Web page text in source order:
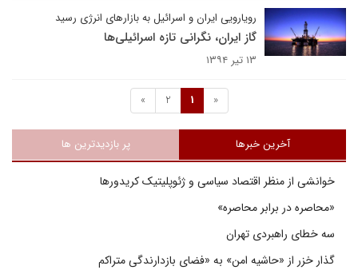
رویارویی ایران و اسرائیل به بازارهای انرژی رسید
گاز ایران، نگرانی تازه اسرائیلی‌ها
۱۳ تیر ۱۳۹۴
«
1
2
»
آخرین خبرها پر بازدیدترین ها
خوانشی از منظر اقتصاد سیاسی و ژئوپلیتیک کریدورها
«محاصره در برابر محاصره»
سه خطای راهبردی تهران
گذار خزر از «حاشیه امن» به «فضای بازدارندگی متراکم